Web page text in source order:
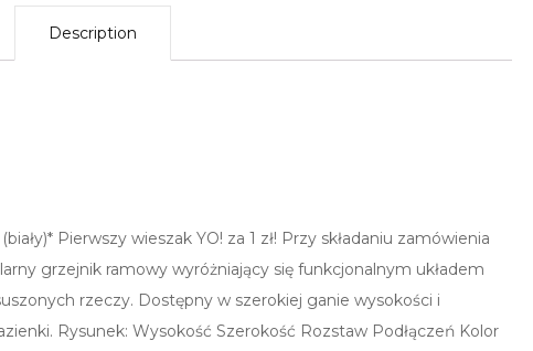
Description
Pierwszy wieszak YO! za 1 zł! Przy składaniu zamówienia
grzejnik ramowy wyróżniający się funkcjonalnym układem
rzeczy. Dostępny w szerokiej ganie wysokości i
Rysunek: Wysokość Szerokość Rozstaw Podłączeń Kolor